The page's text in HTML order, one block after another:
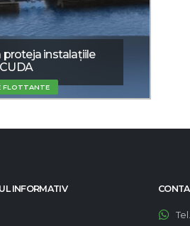
instalațiile
FLOTTANTE
INFORMATIV